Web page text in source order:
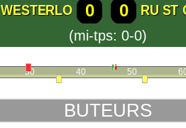
WESTERLO 0 0
RU ST
(mi-tps: 0-0)
30 40 50
BUTEURS